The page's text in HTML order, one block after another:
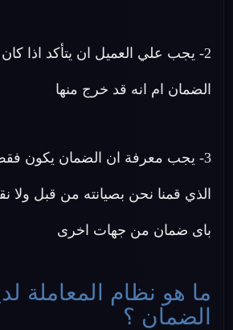
2- يجب علي العميل ان يتأكد اذا
الضمان ام انه قد خرج منها
3- يجب معرفة ان الضمان يكون
الذي قمنا نحن بصيانته من قبل ولا
باى ضمان من جهات اخرى
ما هو نظام المعاملة
الضمان ؟